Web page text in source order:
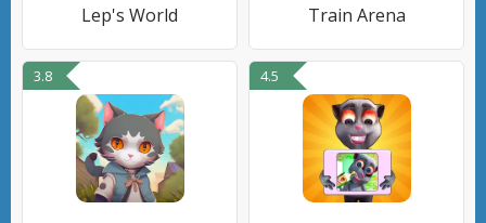
Lep's World Train Arena
3.8 4.5